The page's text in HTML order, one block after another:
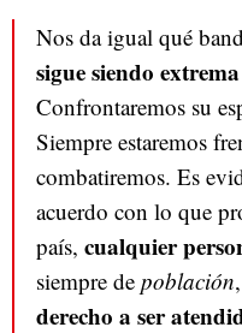
Nos da igual qué
sigue siendo
Confrontaremos su
Siempre estaremos
combatiremos. Es
acuerdo con lo que
país, cualquier
siempre de población
derecho a ser